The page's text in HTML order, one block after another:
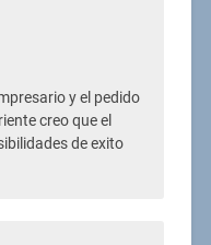
y el pedido
creo que el
de exito